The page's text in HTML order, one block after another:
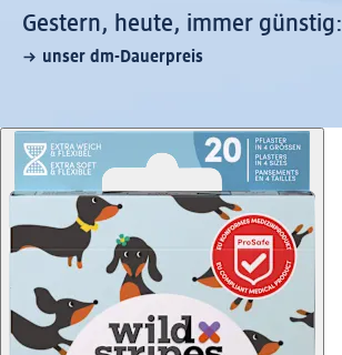
Gestern, heute, immer günstig:
unser dm-Dauerpreis